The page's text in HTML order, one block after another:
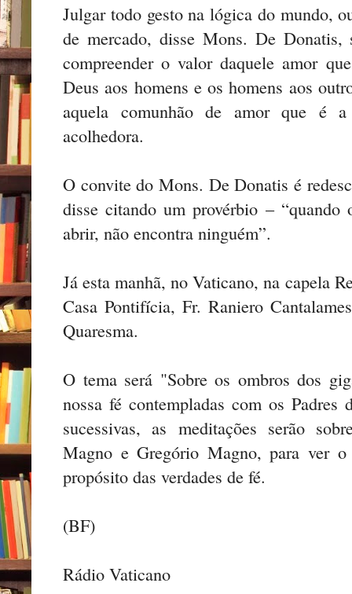
Julgar todo gesto na lógica do mundo,
de mercado, disse Mons. De
compreender o valor daquele amor
Deus aos homens e os homens aos
aquela comunhão de amor que é
acolhedora.
O convite do Mons. De Donatis é
disse citando um provérbio –
abrir, não encontra ninguém”.
Já esta manhã, no Vaticano, na capela
Casa Pontifícia, Fr. Raniero
Quaresma.
O tema será "Sobre os ombros dos
nossa fé contempladas com os Padres
sucessivas, as meditações serão
Magno e Gregório Magno, para ver
propósito das verdades de fé.
(BF)
Rádio Vaticano